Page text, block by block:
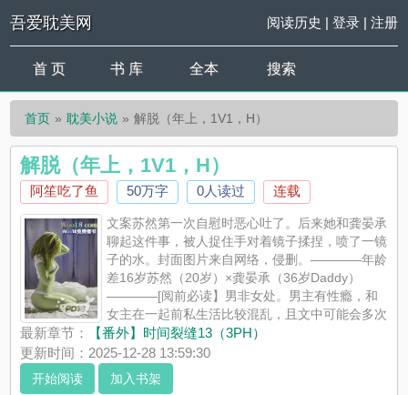
吾爱耽美网 阅读历史 | 登录| 注册
首 页 书 库 全本 搜索
首页 耽美小说 解脱（年上，1V1，H）
解脱（年上，1V1，H）
阿笙吃了鱼 50万字 0人读过 连载
文案苏然第一次自慰时恶心吐了。后来她和龚晏承
聊起这件事，被人捉住手对着镜子揉捏，喷了一镜
子的水。封面图片来自网络，侵删。————年龄
差16岁苏然（20岁）×龚晏承（36岁Daddy）
————[阅前必读】男非女处。男主有性瘾，和
女主在一起前私生活比较混乱，且文中可能会多次
提及（提到的程度参考第8章末尾），介意勿入。男主和女主发生
关系后身心1V1。男主会为他的不干净向女主下跪忏悔的（字面意
义上的，就...
《解脱（年上，1V1，H）》是阿笙吃了鱼精心创作的耽美小说，
最新章节：
【番外】时间裂缝13（3PH）
更新时间：2025-12-28 13:59:30
开始阅读 加入书架